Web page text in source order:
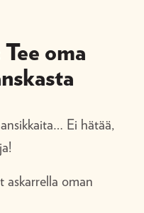
oma
Ei hätää,
askarrella oman